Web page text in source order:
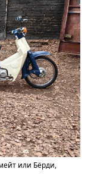
или Бёрди,